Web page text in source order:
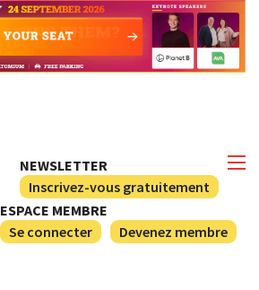
NEWSLETTER
Inscrivez-vous gratuitement
ESPACE MEMBRE
Se connecter
Devenez membre